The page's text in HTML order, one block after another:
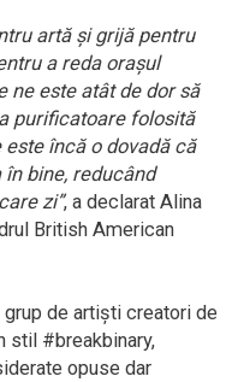
artă și grijă pentru
a reda orașul
ne este atât de dor să
purificatoare folosită
încă o dovadă că
bine, reducând
zi”, a declarat Alina
British American
de artiști creatori de
stil #breakbinary,
opuse dar